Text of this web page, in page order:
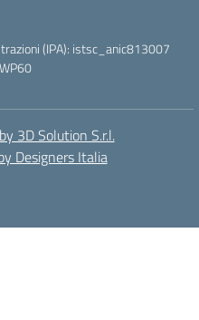
(IPA): istsc_anic813007
3D Solution S.r.l.
Designers Italia